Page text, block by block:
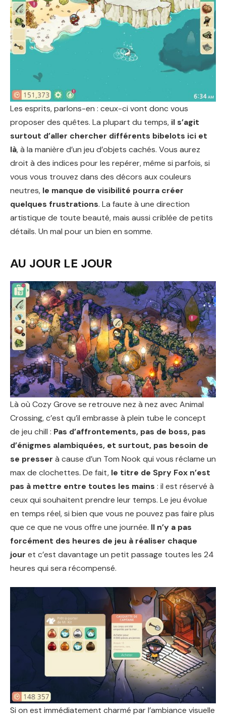
Les esprits, parlons-en : ceux-ci vont donc vous
proposer des quêtes. La plupart du temps, il s’agit
surtout d’aller chercher différents bibelots ici et
là, à la manière d’un jeu d’objets cachés. Vous aurez
droit à des indices pour les repérer, même si parfois, si
vous vous trouvez dans des décors aux couleurs
neutres, le manque de visibilité pourra créer
quelques frustrations. La faute à une direction
artistique de toute beauté, mais aussi criblée de petits
détails. Un mal pour un bien en somme.
AU JOUR LE JOUR
Là où Cozy Grove se retrouve nez à nez avec Animal
Crossing, c’est qu’il embrasse à plein tube le concept
de jeu chill : Pas d’affrontements, pas de boss, pas
d’énigmes alambiquées, et surtout, pas besoin de
se presser à cause d’un Tom Nook qui vous réclame un
max de clochettes. De fait, le titre de Spry Fox n’est
pas à mettre entre toutes les mains : il est réservé à
ceux qui souhaitent prendre leur temps. Le jeu évolue
en temps réel, si bien que vous ne pouvez pas faire plus
que ce que ne vous offre une journée. Il n’y a pas
forcément des heures de jeu à réaliser chaque
jour et c’est davantage un petit passage toutes les 24
heures qui sera récompensé.
Si on est immédiatement charmé par l’ambiance visuelle